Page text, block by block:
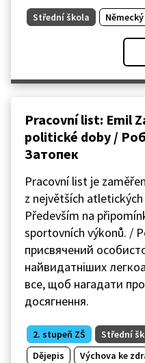
Střední škola
Pracovní list: Emil
politické doby /
Затопек
Pracovní list je
z největších atletických
Především na
sportovních výkonů. /
присвячений
найвидатніших
все, щоб нагадати
досягнення.
2. stupeň ZŠ
Střední
Dějepis
Výchova ke